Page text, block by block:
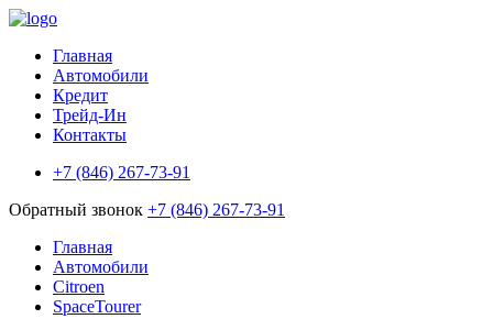
Главная
Автомобили
Кредит
Трейд-Ин
Контакты
+7 (846) 267-73-91
Обратный звонок +7 (846) 267-73-91
Главная
Автомобили
Citroen
SpaceTourer